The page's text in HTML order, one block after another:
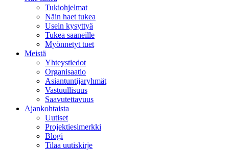
Tukiohjelmat
Näin haet tukea
Usein kysyttyä
Tukea saaneille
Myönnetyt tuet
Meistä
Yhteystiedot
Organisaatio
Asiantuntijaryhmät
Vastuullisuus
Saavutettavuus
Ajankohtaista
Uutiset
Projektiesimerkki
Blogi
Tilaa uutiskirje